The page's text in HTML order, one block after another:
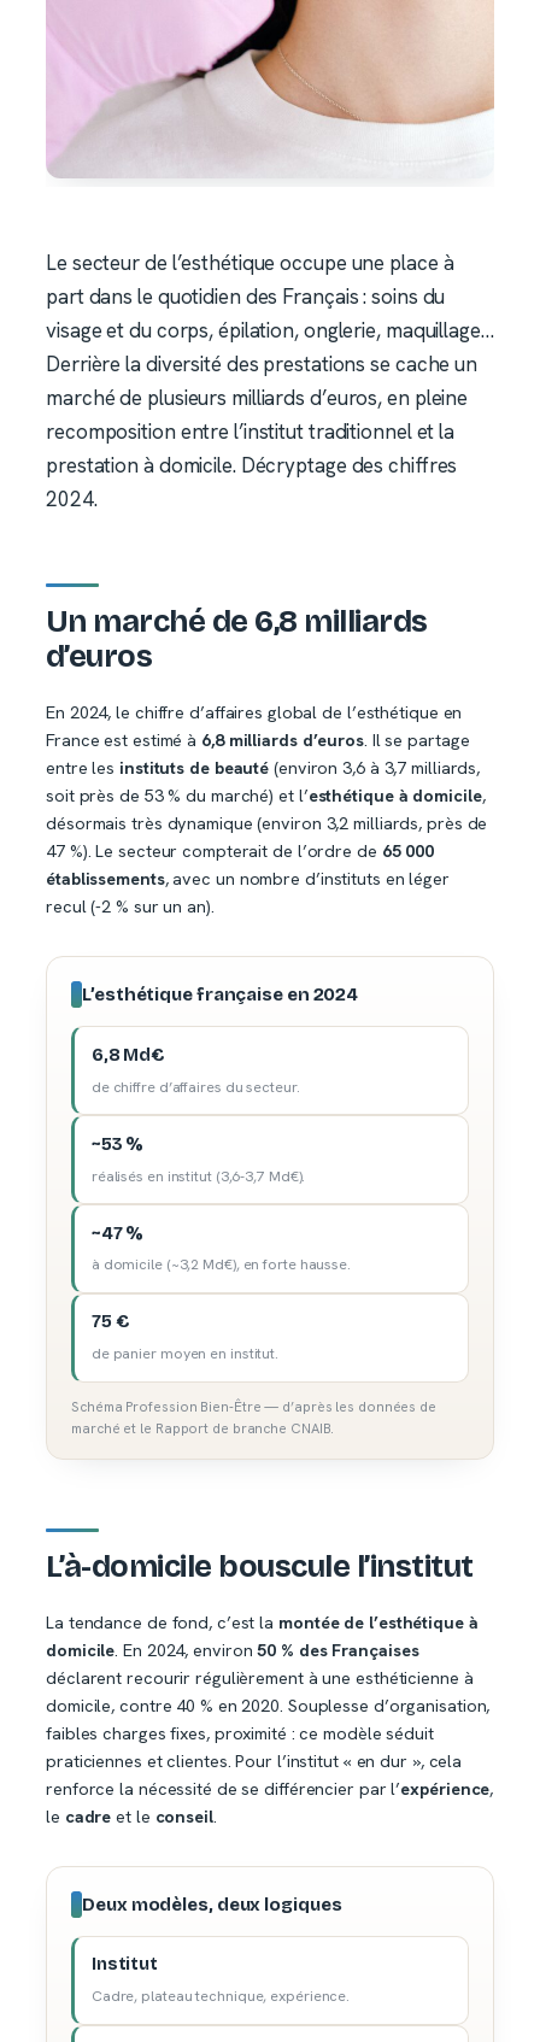
Le secteur de l’esthétique occupe une place à
part dans le quotidien des Français : soins du
visage et du corps, épilation, onglerie, maquillage…
Derrière la diversité des prestations se cache un
marché de plusieurs milliards d’euros, en pleine
recomposition entre l’institut traditionnel et la
prestation à domicile. Décryptage des chiffres
2024.
Un marché de 6,8 milliards
d’euros
En 2024, le chiffre d’affaires global de l’esthétique en
France est estimé à 6,8 milliards d’euros. Il se partage
entre les instituts de beauté (environ 3,6 à 3,7 milliards,
soit près de 53 % du marché) et l’esthétique à domicile,
désormais très dynamique (environ 3,2 milliards, près de
47 %). Le secteur compterait de l’ordre de 65 000
établissements, avec un nombre d’instituts en léger
recul (-2 % sur un an).
L’esthétique française en 2024
6,8 Md€
de chiffre d’affaires du secteur.
~53 %
réalisés en institut (3,6-3,7 Md€).
~47 %
à domicile (~3,2 Md€), en forte hausse.
75 €
de panier moyen en institut.
Schéma Profession Bien-Être — d’après les données de
marché et le Rapport de branche CNAIB.
L’à-domicile bouscule l’institut
La tendance de fond, c’est la montée de l’esthétique à
domicile. En 2024, environ50 % des Françaises
déclarent recourir régulièrement à une esthéticienne à
domicile, contre 40 % en 2020. Souplesse d’organisation,
faibles charges fixes, proximité : ce modèle séduit
praticiennes et clientes. Pour l’institut « en dur », cela
renforce la nécessité de se différencier par l’expérience,
le cadre et le conseil.
Deux modèles, deux logiques
Institut
Cadre, plateau technique, expérience.